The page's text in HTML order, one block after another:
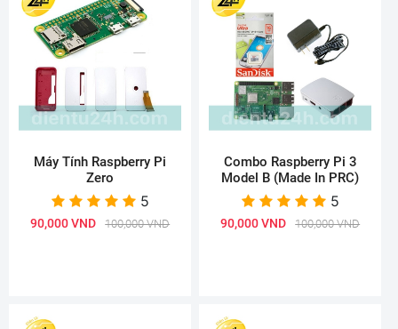
Máy Tính Raspberry Pi
Zero
5
90,000 VND 100,000 VND
Combo Raspberry Pi 3
Model B (Made In PRC)
5
90,000 VND 100,000 VND